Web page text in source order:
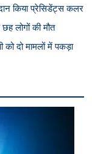
किया प्रेसिडेंट्स कलर
लोगों की मौत
दो मामलों में पकड़ा